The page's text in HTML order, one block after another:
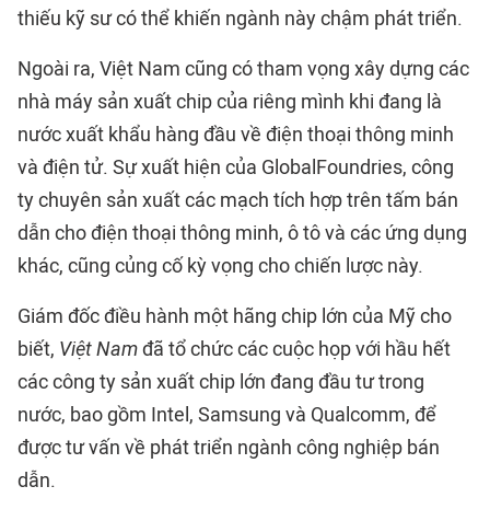
thiếu kỹ sư có thể khiến ngành này chậm phát triển.
Ngoài ra, Việt Nam cũng có tham vọng xây dựng các
nhà máy sản xuất chip của riêng mình khi đang là
nước xuất khẩu hàng đầu về điện thoại thông minh
và điện tử. Sự xuất hiện của GlobalFoundries, công
ty chuyên sản xuất các mạch tích hợp trên tấm bán
dẫn cho điện thoại thông minh, ô tô và các ứng dụng
khác, cũng củng cố kỳ vọng cho chiến lược này.
Giám đốc điều hành một hãng chip lớn của Mỹ cho
biết, Việt Namđã tổ chức các cuộc họp với hầu hết
các công ty sản xuất chip lớn đang đầu tư trong
nước, bao gồm Intel, Samsung và Qualcomm, để
được tư vấn về phát triển ngành công nghiệp bán
dẫn.